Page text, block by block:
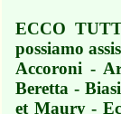
ECCO
possiamo
Accoroni -
Beretta -
et Maury -